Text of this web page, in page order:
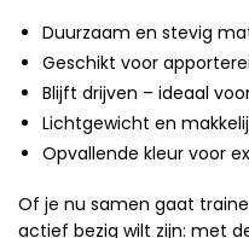
Duurzaam en stevig
Geschikt voor
Blijft drijven – ideaal
Lichtgewicht en
Opvallende kleur voor
Of je nu samen gaat
actief bezig wilt zijn: met